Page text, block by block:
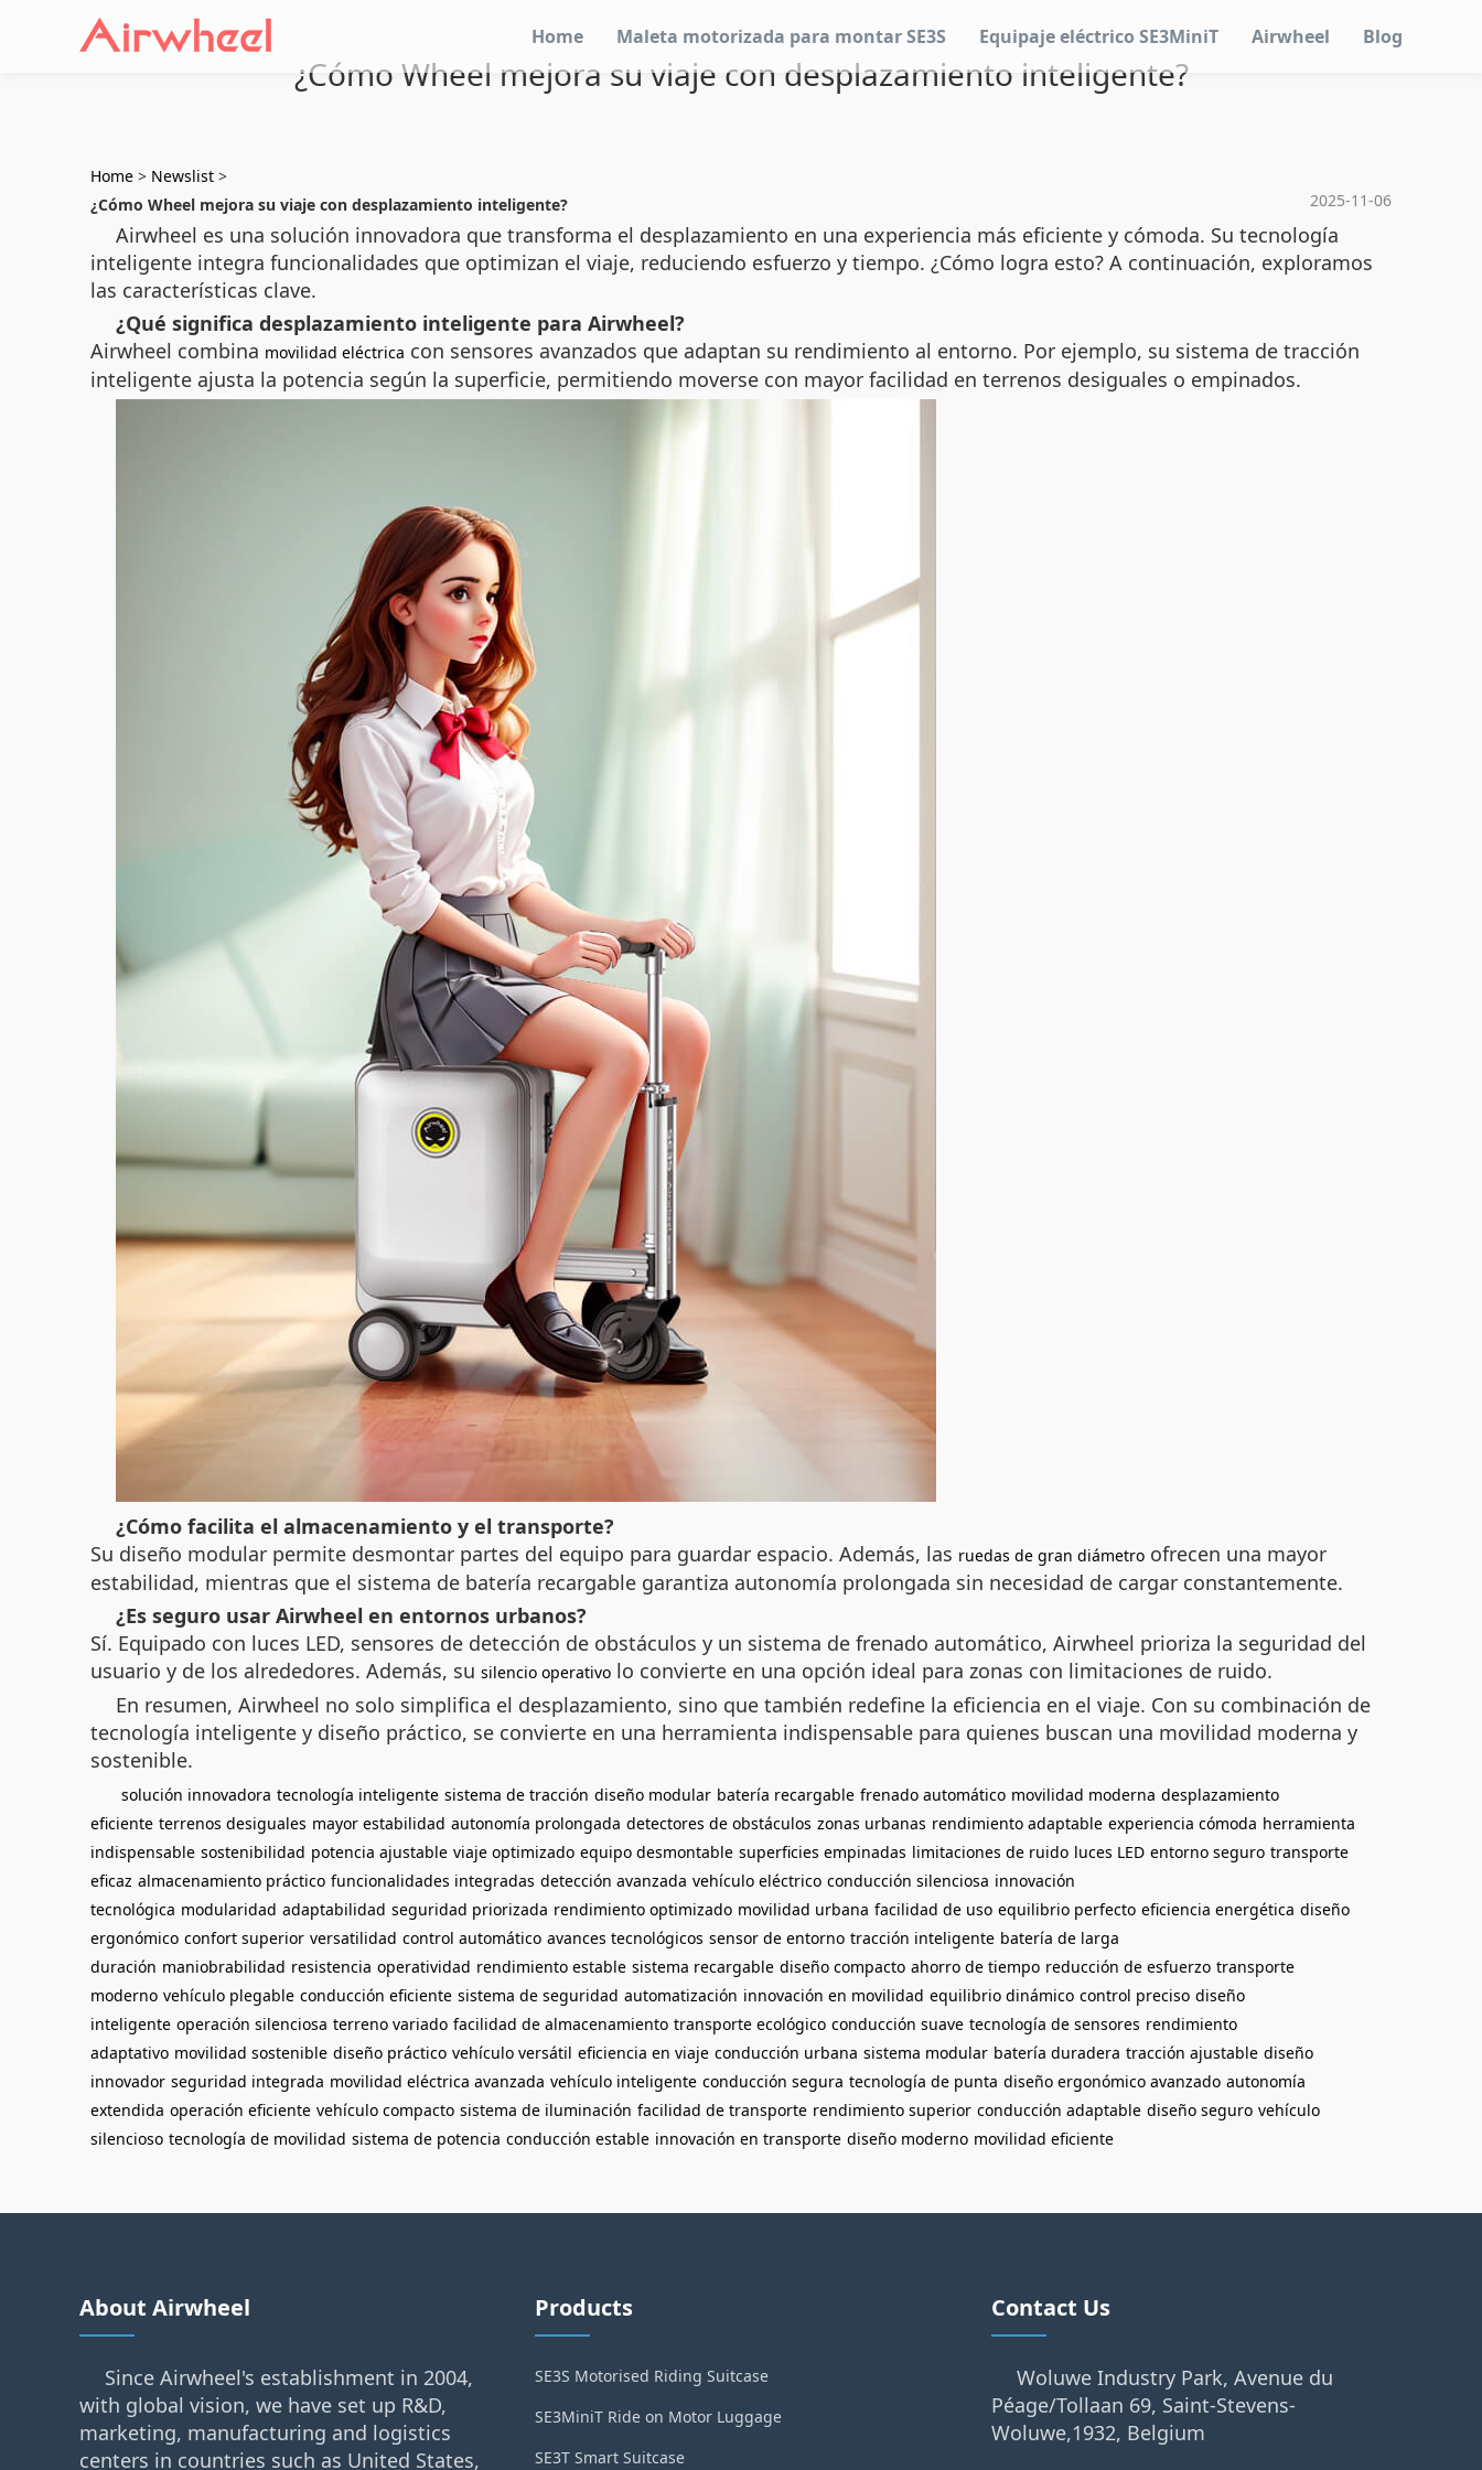
Home Maleta motorizada para montar SE3S Equipaje eléctrico SE3MiniT Airwheel Blog
¿Cómo Wheel mejora su viaje con desplazamiento inteligente?
Home > Newslist >
2025-11-06
¿Cómo Wheel mejora su viaje con desplazamiento inteligente?
Airwheel es una solución innovadora que transforma el desplazamiento en una experiencia más eficiente y cómoda. Su tecnología
inteligente integra funcionalidades que optimizan el viaje, reduciendo esfuerzo y tiempo. ¿Cómo logra esto? A continuación, exploramos
las características clave.
¿Qué significa desplazamiento inteligente para Airwheel?
Airwheel combina movilidad eléctrica con sensores avanzados que adaptan su rendimiento al entorno. Por ejemplo, su sistema de tracción
inteligente ajusta la potencia según la superficie, permitiendo moverse con mayor facilidad en terrenos desiguales o empinados.
¿Cómo facilita el almacenamiento y el transporte?
Su diseño modular permite desmontar partes del equipo para guardar espacio. Además, las ruedas de gran diámetro ofrecen una mayor
estabilidad, mientras que el sistema de batería recargable garantiza autonomía prolongada sin necesidad de cargar constantemente.
¿Es seguro usar Airwheel en entornos urbanos?
Sí. Equipado con luces LED, sensores de detección de obstáculos y un sistema de frenado automático, Airwheel prioriza la seguridad del
usuario y de los alrededores. Además, su silencio operativo lo convierte en una opción ideal para zonas con limitaciones de ruido.
En resumen, Airwheel no solo simplifica el desplazamiento, sino que también redefine la eficiencia en el viaje. Con su combinación de
tecnología inteligente y diseño práctico, se convierte en una herramienta indispensable para quienes buscan una movilidad moderna y
sostenible.
solución innovadora tecnología inteligente sistema de tracción diseño modular batería recargable frenado automático movilidad moderna desplazamiento
eficiente terrenos desiguales mayor estabilidad autonomía prolongada detectores de obstáculos zonas urbanas rendimiento adaptable experiencia cómoda herramienta
indispensable sostenibilidad potencia ajustable viaje optimizado equipo desmontable superficies empinadas limitaciones de ruido luces LED entorno seguro transporte
eficaz almacenamiento práctico funcionalidades integradas detección avanzada vehículo eléctrico conducción silenciosa innovación
tecnológica modularidad adaptabilidad seguridad priorizada rendimiento optimizado movilidad urbana facilidad de uso equilibrio perfecto eficiencia energética diseño
ergonómico confort superior versatilidad control automático avances tecnológicos sensor de entorno tracción inteligente batería de larga
duración maniobrabilidad resistencia operatividad rendimiento estable sistema recargable diseño compacto ahorro de tiempo reducción de esfuerzo transporte
moderno vehículo plegable conducción eficiente sistema de seguridad automatización innovación en movilidad equilibrio dinámico control preciso diseño
inteligente operación silenciosa terreno variado facilidad de almacenamiento transporte ecológico conducción suave tecnología de sensores rendimiento
adaptativo movilidad sostenible diseño práctico vehículo versátil eficiencia en viaje conducción urbana sistema modular batería duradera tracción ajustable diseño
innovador seguridad integrada movilidad eléctrica avanzada vehículo inteligente conducción segura tecnología de punta diseño ergonómico avanzado autonomía
extendida operación eficiente vehículo compacto sistema de iluminación facilidad de transporte rendimiento superior conducción adaptable diseño seguro vehículo
silencioso tecnología de movilidad sistema de potencia conducción estable innovación en transporte diseño moderno movilidad eficiente
About Airwheel
Since Airwheel's establishment in 2004,
with global vision, we have set up R&D,
marketing, manufacturing and logistics
centers in countries such as United States,
Products
SE3S Motorised Riding Suitcase
SE3MiniT Ride on Motor Luggage
SE3T Smart Suitcase
Contact Us
Woluwe Industry Park, Avenue du
Péage/Tollaan 69, Saint-Stevens-
Woluwe,1932, Belgium